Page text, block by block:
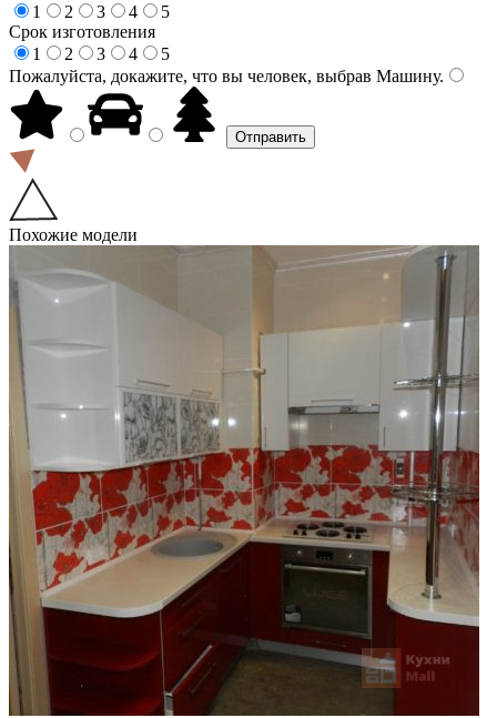
1
2 3 4
5
Срок изготовления
1
2 3 4
5
Пожалуйста, докажите, что вы человек, выбрав Машину.
Похожие модели